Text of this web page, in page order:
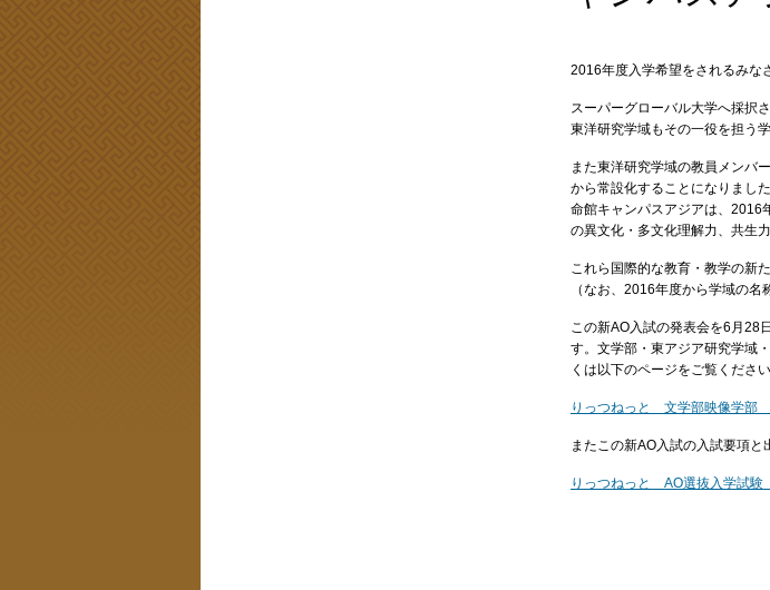
2016年度入学希望をされるみな
スーパーグローバル大学へ採択
東洋研究学域もその一役を担う
また東洋研究学域の教員メンバ
から常設化することになりまし
命館キャンパスアジアは、2016
の異文化・多文化理解力、共生
これら国際的な教育・教学の新
（なお、2016年度から学域の名
この新AO入試の発表会を6月28
す。文学部・東アジア研究学域
くは以下のページをご覧ください
りっつねっと 文学部映像学部
またこの新AO入試の入試要項と
りっつねっと AO選抜入学試